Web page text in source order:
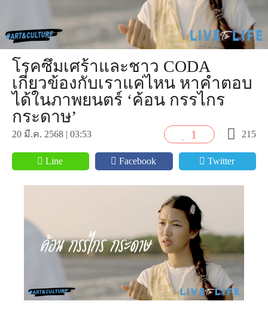
โรคซึมเศร้าและชาว CODA
เกี่ยวข้องกับเราแค่ไหน หาคำตอบ
ได้ในภาพยนตร์ ‘ค้อน กรรไกร
กระดาษ’
20 มี.ค. 2568 | 03:53
Line Facebook Twitter
1 215